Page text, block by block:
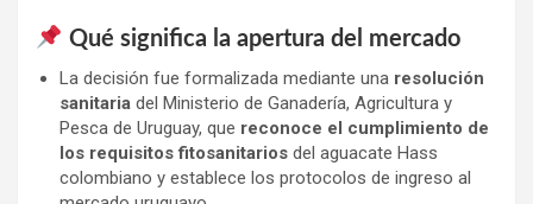
Qué significa la apertura del mercado
La decisión fue formalizada mediante una resolución
sanitaria del Ministerio de Ganadería, Agricultura y
Pesca de Uruguay, que reconoce el cumplimiento de
los requisitos fitosanitarios del aguacate Hass
colombiano y establece los protocolos de ingreso al